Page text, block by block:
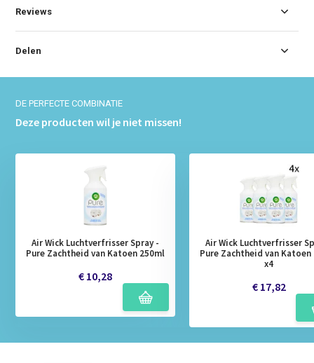
Reviews
Delen
DE PERFECTE COMBINATIE
Deze producten wil je niet missen!
Air Wick Luchtverfrisser Spray -
Pure Zachtheid van Katoen 250ml
€ 10,28
Air Wick Luchtverfrisser
Pure Zachtheid van Katoen
x4
€ 17,82